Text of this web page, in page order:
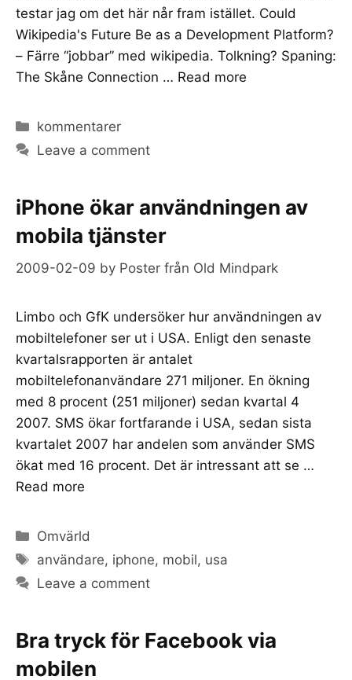
testar jag om det här når fram istället. Could
Wikipedia's Future Be as a Development Platform?
– Färre “jobbar” med wikipedia. Tolkning? Spaning:
The Skåne Connection … Read more
Categories
kommentarer
Leave a comment
iPhone ökar användningen av
mobila tjänster
2009-02-09 by Poster från Old Mindpark
Limbo och GfK undersöker hur användningen av
mobiltelefoner ser ut i USA. Enligt den senaste
kvartalsrapporten är antalet
mobiltelefonanvändare 271 miljoner. En ökning
med 8 procent (251 miljoner) sedan kvartal 4
2007. SMS ökar fortfarande i USA, sedan sista
kvartalet 2007 har andelen som använder SMS
ökat med 16 procent. Det är intressant att se …
Read more
Categories
Omvärld
Tags
användare, iphone, mobil, usa
Leave a comment
Bra tryck för Facebook via
mobilen